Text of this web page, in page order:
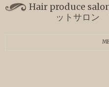
Hair produce
ットサロン